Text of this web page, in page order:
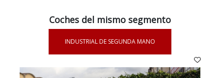
Coches del mismo segmento
INDUSTRIAL DE SEGUNDA MANO